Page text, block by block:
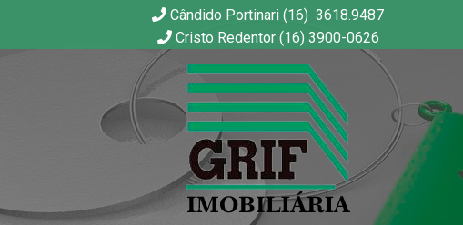
Cândido Portinari (16) 3618.9487
Cristo Redentor (16) 3900-0626